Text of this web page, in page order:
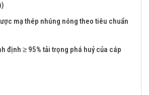
mạ thép nhúng nóng theo tiêu chuẩn
định ≥ 95% tải trọng phá huỷ của cáp